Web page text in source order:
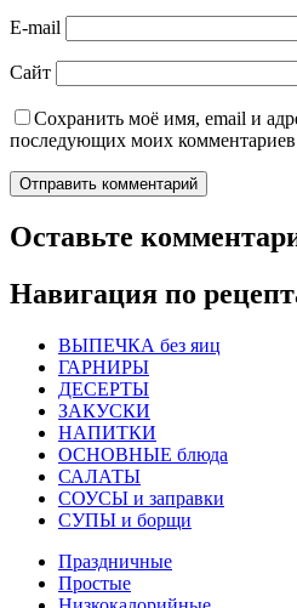
E-mail
Сайт
Сохранить моё имя, email и
последующих моих
Оставьте
Навигация по
ВЫПЕЧКА без яиц
ГАРНИРЫ
ДЕСЕРТЫ
ЗАКУСКИ
НАПИТКИ
ОСНОВНЫЕ блюда
САЛАТЫ
СОУСЫ и заправки
СУПЫ и борщи
Праздничные
Простые